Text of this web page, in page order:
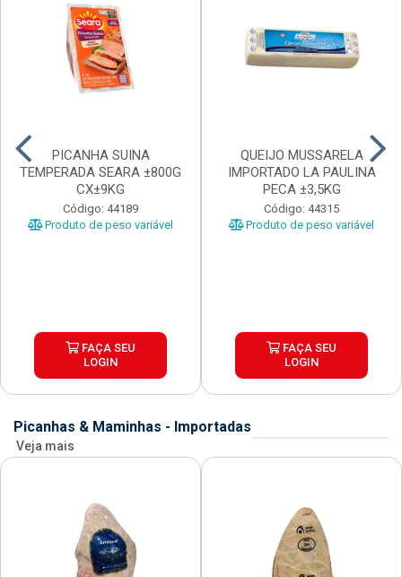
PICANHA SUINA
TEMPERADA SEARA ±800G
CX±9KG
Código: 44189
Produto de peso variável
FAÇA SEU
LOGIN
QUEIJO MUSSARELA
IMPORTADO LA PAULINA
PECA ±3,5KG
Código: 44315
Produto de peso variável
FAÇA SEU
LOGIN
Picanhas & Maminhas - Importadas
Veja mais